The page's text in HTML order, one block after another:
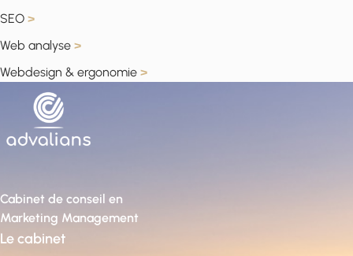
SEO >
Web analyse >
Webdesign & ergonomie >
Cabinet de conseil en
Marketing Management
Le cabinet